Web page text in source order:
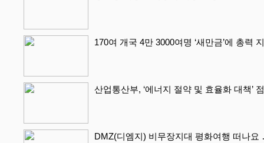
170여 개국 4만 3000여명 ‘새만금’에 총력
산업통산부, ‘에너지 절약 및 효율화 대책’